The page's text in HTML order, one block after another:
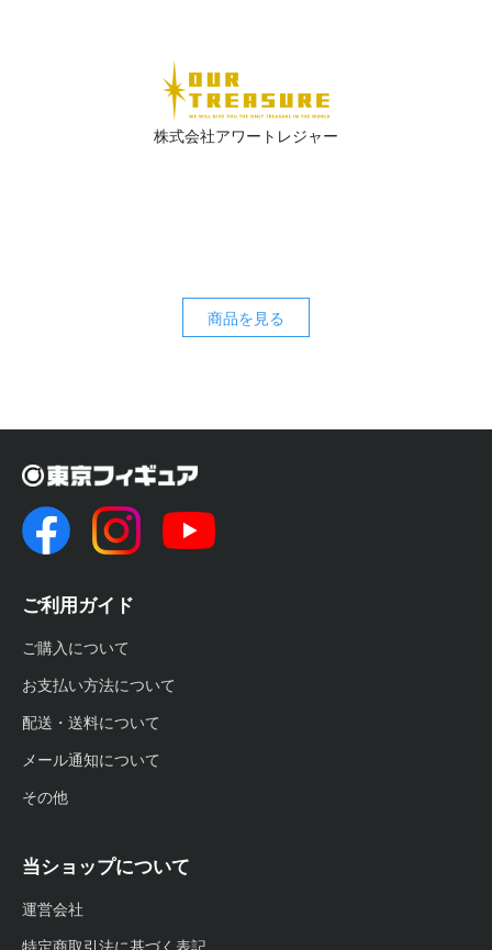
株式会社アワートレジャー
商品を見る
ご利用ガイド
ご購入について
お支払い方法について
配送・送料について
メール通知について
その他
当ショップについて
運営会社
特定商取引法に基づく表記